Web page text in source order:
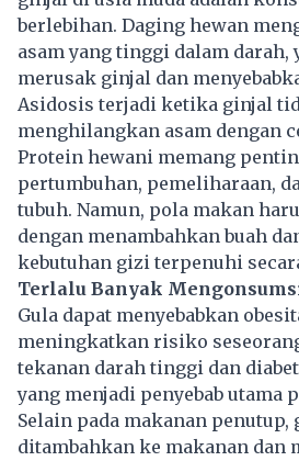
berlebihan. Daging hewan
asam yang tinggi dalam darah,
merusak ginjal dan
Asidosis terjadi ketika ginjal
menghilangkan asam dengan
Protein hewani memang
pertumbuhan, pemeliharaan,
tubuh. Namun, pola makan
dengan menambahkan buah
kebutuhan gizi terpenuhi
Terlalu Banyak
Gula dapat menyebabkan
meningkatkan risiko
tekanan darah tinggi dan
yang menjadi penyebab utama
Selain pada makanan penutup,
ditambahkan ke makanan dan